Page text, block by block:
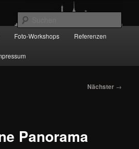
Foto-Workshops Referenzen
Nächster →
Panorama